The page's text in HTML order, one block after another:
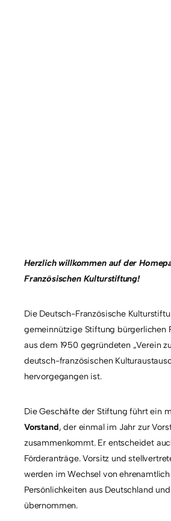
Herzlich willkommen auf der
Französischen Kulturstiftung!
Die Deutsch-Französische
gemeinnützige Stiftung bürgerlichen
aus dem 1950 gegründeten „Verein
deutsch-französischen
hervorgegangen ist.
Die Geschäfte der Stiftung führt ein
Vorstand, der einmal im Jahr zur
zusammenkommt. Er entscheidet
Förderanträge. Vorsitz und
werden im Wechsel von
Persönlichkeiten aus Deutschland
übernommen.